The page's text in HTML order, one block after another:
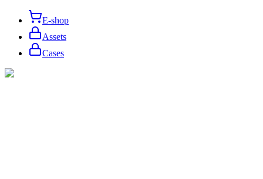
E-shop
Assets
Cases